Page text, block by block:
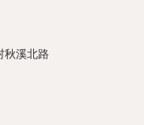
秋溪北路